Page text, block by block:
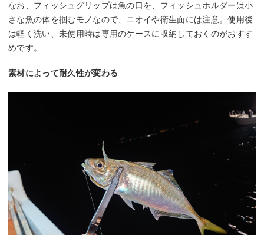
なお、フィッシュグリップは魚の口を、フィッシュホルダーは小
さな魚の体を掴むモノなので、ニオイや衛生面には注意。使用後
は軽く洗い、未使用時は専用のケースに収納しておくのがおすす
めです。
素材によって耐久性が変わる